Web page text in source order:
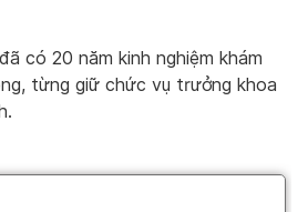
đã có 20 năm kinh nghiệm khám
từng giữ chức vụ trưởng khoa